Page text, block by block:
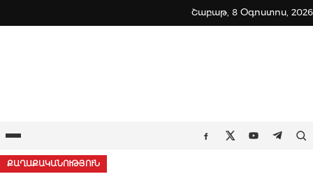
to
Շաբաթ, 8 Օգոստոս, 2026
Ընտրացանկ Facebook
TwitterYoutube
ՔԱՂԱՔԱԿԱՆՈՒԹՅՈՒՆ